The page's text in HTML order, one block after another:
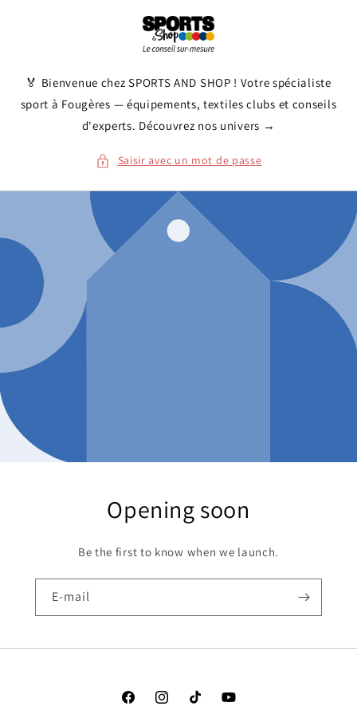
🏅 Bienvenue chez SPORTS AND SHOP ! Votre spécialiste
sport à Fougères — équipements, textiles clubs et conseils
d'experts. Découvrez nos univers →
Saisir avec un mot de passe
Opening soon
Be the first to know when we launch.
E-mail
FacebookInstagramTikTok YouTube